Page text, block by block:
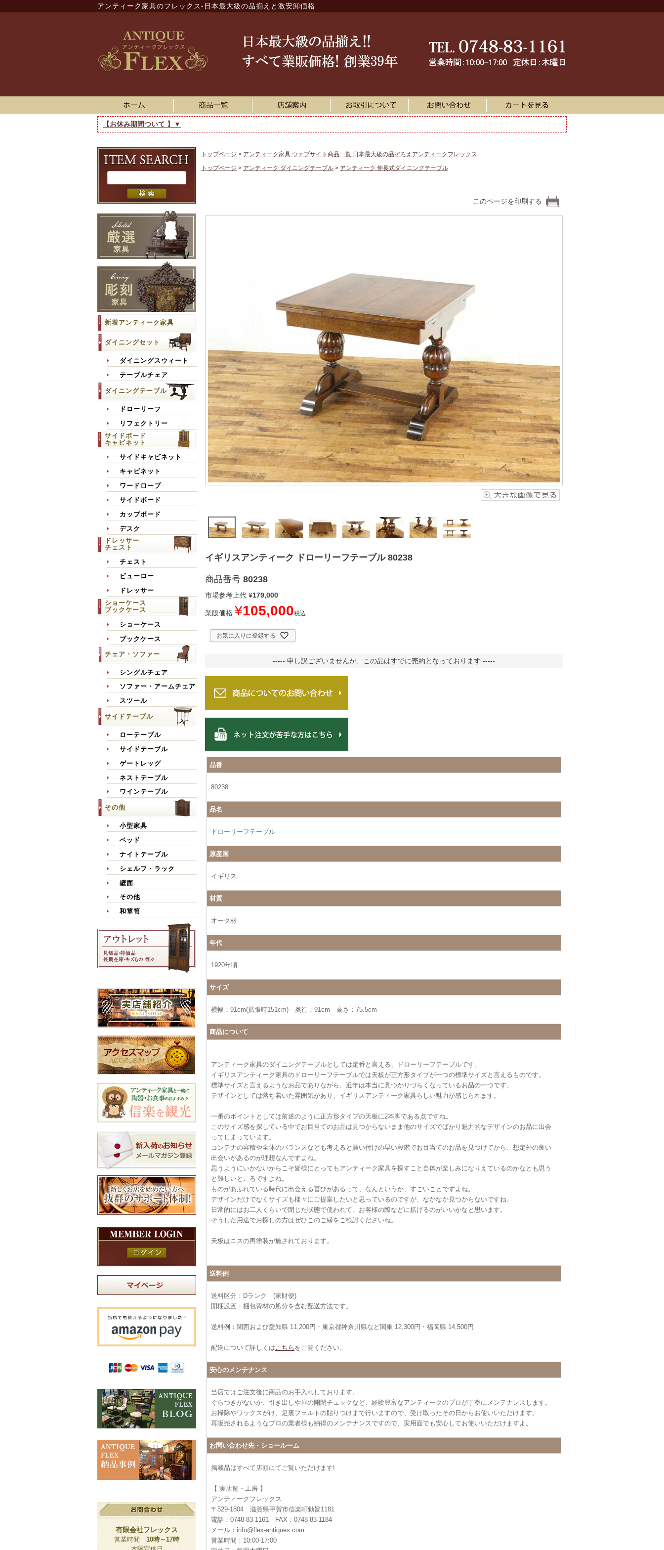
アンティーク家具のフレックス-日本最大級の品揃えと激安卸価格
【お休み期間ついて 】▼
新着アンティーク家具
ダイニングセット
ダイニングスウィート
テーブルチェア
ダイニングテーブル
ドローリーフ
リフェクトリー
サイドボード
キャビネット
サイドキャビネット
キャビネット
ワードローブ
サイドボード
カップボード
デスク
ドレッサー
チェスト
チェスト
ビューロー
ドレッサー
ショーケース
ブックケース
ショーケース
ブックケース
チェア・ソファー
シングルチェア
ソファー・アームチェア
スツール
サイドテーブル
ローテーブル
サイドテーブル
ゲートレッグ
ネストテーブル
ワインテーブル
その他
小型家具
ベッド
ナイトテーブル
シェルフ・ラック
壁面
その他
和箪笥
有限会社フレックス
営業時間 10時～17時
トップページ
アンティーク家具 ウェブサイト商品一覧 日本最大級の品ぞろえアンティークフレックス
トップページ
アンティーク ダイニングテーブル アンティーク 伸長式ダイニングテーブル
このページを印刷する
イギリスアンティーク ドローリーフテーブル 80238
商品番号 80238
市場参考上代 ¥179,000
業販価格 ¥105,000税込
お気に入りに登録する
----- 申し訳ございませんが、この品はすでに売約となっております -----
品番
80238
品名
ドローリーフテーブル
原産国
イギリス
材質
オーク材
年代
1920年頃
サイズ
横幅：91cm(拡張時151cm) 奥行：91cm 高さ：75.5cm
商品について
アンティーク家具のダイニングテーブルとしては定番と言える、ドローリーフテーブルです。
イギリスアンティーク家具のドローリーフテーブルでは天板が正方形タイプが一つの標準サイズと言えるものです。
標準サイズと言えるようなお品でありながら、近年は本当に見つかりづらくなっているお品の一つです。
デザインとしては落ち着いた雰囲気があり、イギリスアンティーク家具らしい魅力が感じられます。
一番のポイントとしては前述のように正方形タイプの天板に2本脚である点ですね。
このサイズ感を探している中でお目当てのお品は見つからないまま他のサイズでばかり魅力的なデザインのお品に出会
ってしまっています。
コンテナの容積や全体のバランスなども考えると買い付けの早い段階でお目当てのお品を見つけてから、想定外の良い
出会いがあるのが理想なんですよね。
思うようにいかないからこそ皆様にとってもアンティーク家具を探すこと自体が楽しみになりえているのかなとも思う
と難しいところですよね。
ものがあふれている時代に出会える喜びがあるって、なんというか、すごいことですよね。
デザインだけでなくサイズも様々にご提案したいと思っているのですが、なかなか見つからないですね。
日常的にはお二人くらいで閉じた状態で使われて、お客様の際などに拡げるのがいいかなと思います。
そうした用途でお探しの方はぜひこのご縁をご検討くださいね。
天板はニスの再塗装が施されております。
送料例
送料区分：Dランク (家財便)
開梱設置・梱包資材の処分を含む配送方法です。
送料例：関西および愛知県 11,200円・東京都神奈川県など関東 12,300円・福岡県 14,500円
配送について詳しくは こちら をご覧ください。
安心のメンテナンス
当店ではご注文後に商品のお手入れしております。
ぐらつきがないか、引き出しや扉の開閉チェックなど、経験豊富なアンティークのプロが丁寧にメンテナンスします。
お掃除やワックスがけ、足裏フェルトの貼りつけまで行いますので、受け取ったその日からお使いいただけます。
再販売されるようなプロの業者様も納得のメンテナンスですので、実用面でも安心してお使いいただけますよ。
お問い合わせ先・ショールーム
掲載品はすべて店頭にてご覧いただけます!
【 実店舗・工房 】
アンティークフレックス
〒529-1804 滋賀県甲賀市信楽町勅旨1181
電話：0748-83-1161 FAX：0748-83-1184
メール：info@flex-antiques.com
営業時間：10:00-17:00